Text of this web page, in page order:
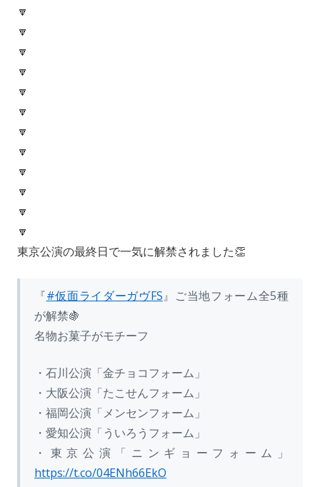
🔽
🔽
🔽
🔽
🔽
🔽
🔽
🔽
🔽
🔽
🔽
🔽
東京公演の最終日で一気に解禁されました👏
『#仮面ライダーガヴFS』ご当地フォーム全5種
が解禁🍇
名物お菓子がモチーフ
・石川公演「金チョコフォーム」
・大阪公演「たこせんフォーム」
・福岡公演「メンセンフォーム」
・愛知公演「ういろうフォーム」
・東京公演「ニンギョーフォーム」
https://t.co/04ENh66EkO